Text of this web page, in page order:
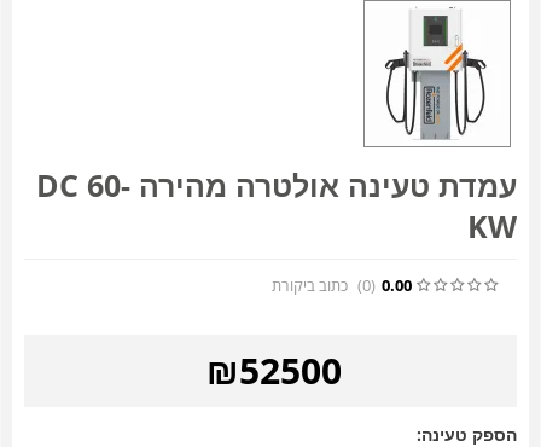
עמדת טעינה אולטרה מהירה DC 60-
KW
0.00
(0
) כתוב ביקורת
₪52500
הספק טעינה: